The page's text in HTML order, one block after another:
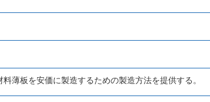
薄板を安価に製造するための製造方法を提供する。